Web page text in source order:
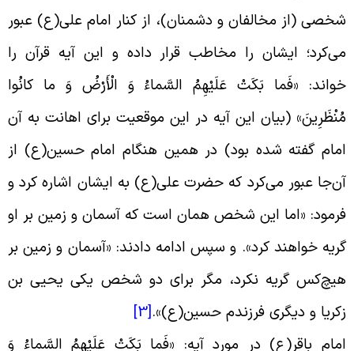
(از مخالفان و دشمنان)، از کنار امام علی(ع) عبور
ایشان را مخاطب قرار داده و این آیه قرآن را
«فَما بَکَتْ‏ عَلَیْهِمُ‏ السَّماءُ وَ الْأَرْضُ‏ وَ ما کانُوا
(بیان این آیه در این موقعیت برای اهانت به آن
گفته شده بود) در همین هنگام امام حسین(ع) از
عبور می‌کرد که حضرت علی(ع) به ایشان اشاره کرد و
«اما این شخص همان است که آسمان و زمین بر او
خواهند کرد». و سپس ادامه دادند: «آسمان و زمین بر
گریه نکرد، مگر برای دو شخص یکی یحیی بن
و دیگری فرزندم حسین(ع)».
[3]
باقر(ع) در مورد آیه: «فَما بَکَتْ‏ عَلَیْهِمُ‏ السَّماءُ وَ